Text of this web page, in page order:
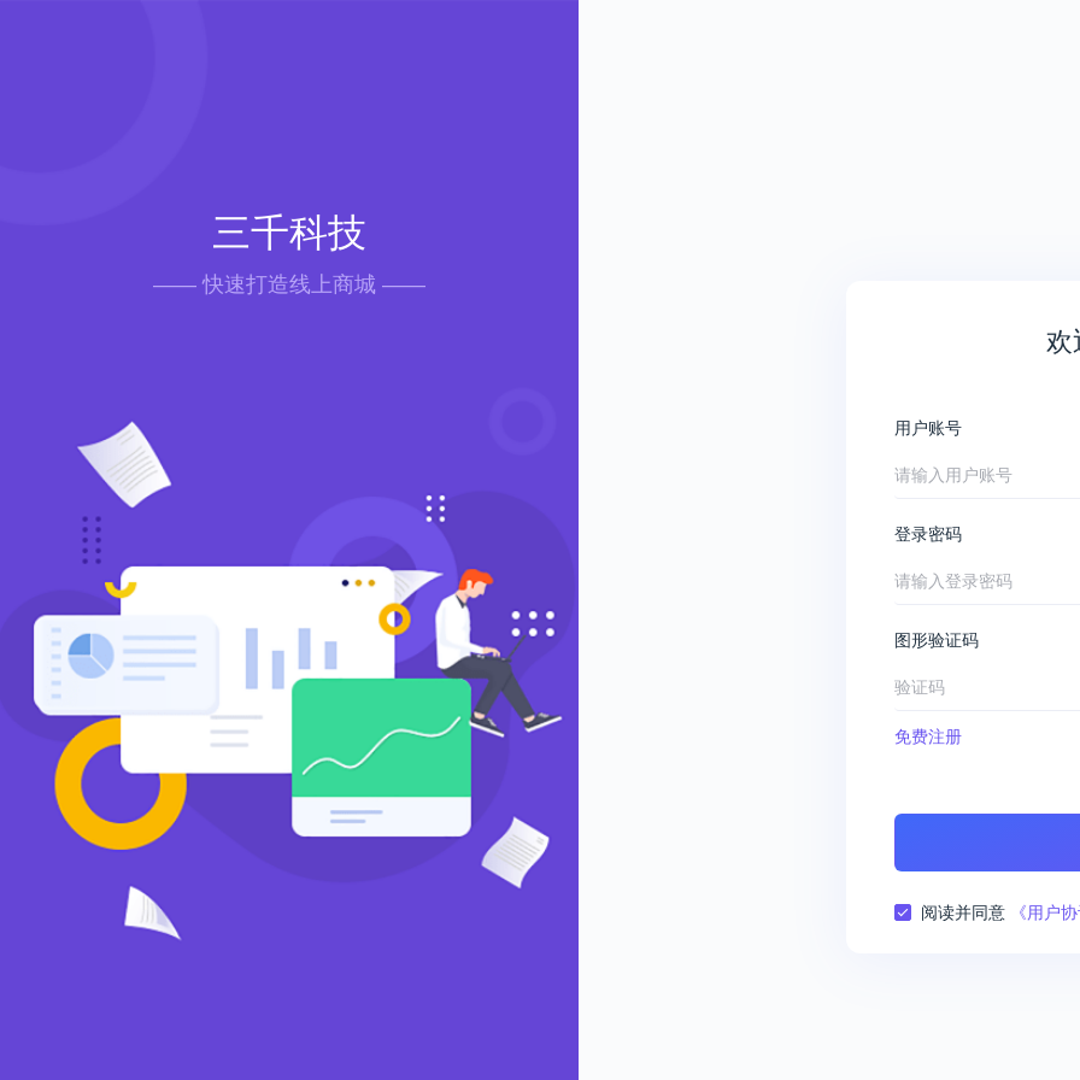
三千科技
—— 快速打造线上商城 ——
欢
用户账号
登录密码
图形验证码
免费注册
阅读并同意 《用户